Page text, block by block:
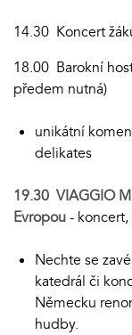
14.30 Koncert
18.00 Barokní
předem nutná)
unikátní
delikates
19.30 VIAGGIO
Evropou-
Nechte se
katedrál či
Německu
hudby.